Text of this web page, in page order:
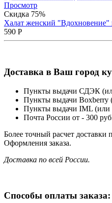
Просмотр
Скидка 75%
Халат женский "Вдохновение"
590 Р
Доставка в Ваш город
Пункты выдачи СДЭК
Пункты выдачи Boxberry
Пункты выдачи IML (или
Почта России от - 300
Более точный расчет доставки
Оформления заказа.
Доставка по всей России.
Способы оплаты заказа: